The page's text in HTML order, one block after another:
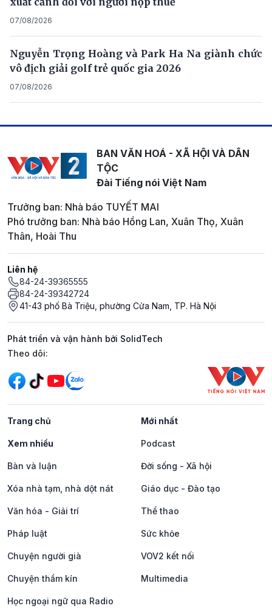
07/08/2026
Nguyễn Trọng Hoàng và Park Ha Na giành chức
vô địch giải golf trẻ quốc gia 2026
07/08/2026
BAN VĂN HOÁ - XÃ HỘI VÀ DÂN
TỘC
Đài Tiếng nói Việt Nam
Trưởng ban: Nhà báo TUYẾT MAI
Phó trưởng ban: Nhà báo Hồng Lan, Xuân Thọ, Xuân
Thân, Hoài Thu
Liên hệ
84-24-39365555
84-24-39342724
41-43 phố Bà Triệu, phường Cửa Nam, TP. Hà Nội
Phát triển và vận hành bởi SolidTech
Mạng xã hội
Theo dõi:
Trang chủ Mới nhất
Xem nhiều Podcast
Bàn và luận Đời sống - Xã hội
Xóa nhà tạm, nhà dột nát Giáo dục - Đào tạo
Văn hóa - Giải trí Thể thao
Pháp luật Sức khỏe
Chuyện người già VOV2 kết nối
Chuyện thầm kín Multimedia
Học ngoại ngữ qua Radio